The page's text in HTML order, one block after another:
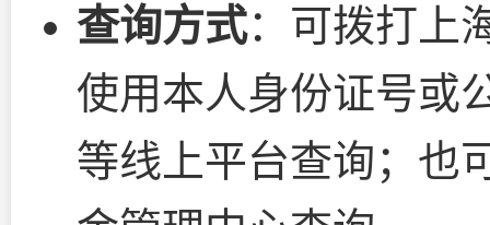
查询方式：可拨打上
使用本人身份证号或
等线上平台查询；也